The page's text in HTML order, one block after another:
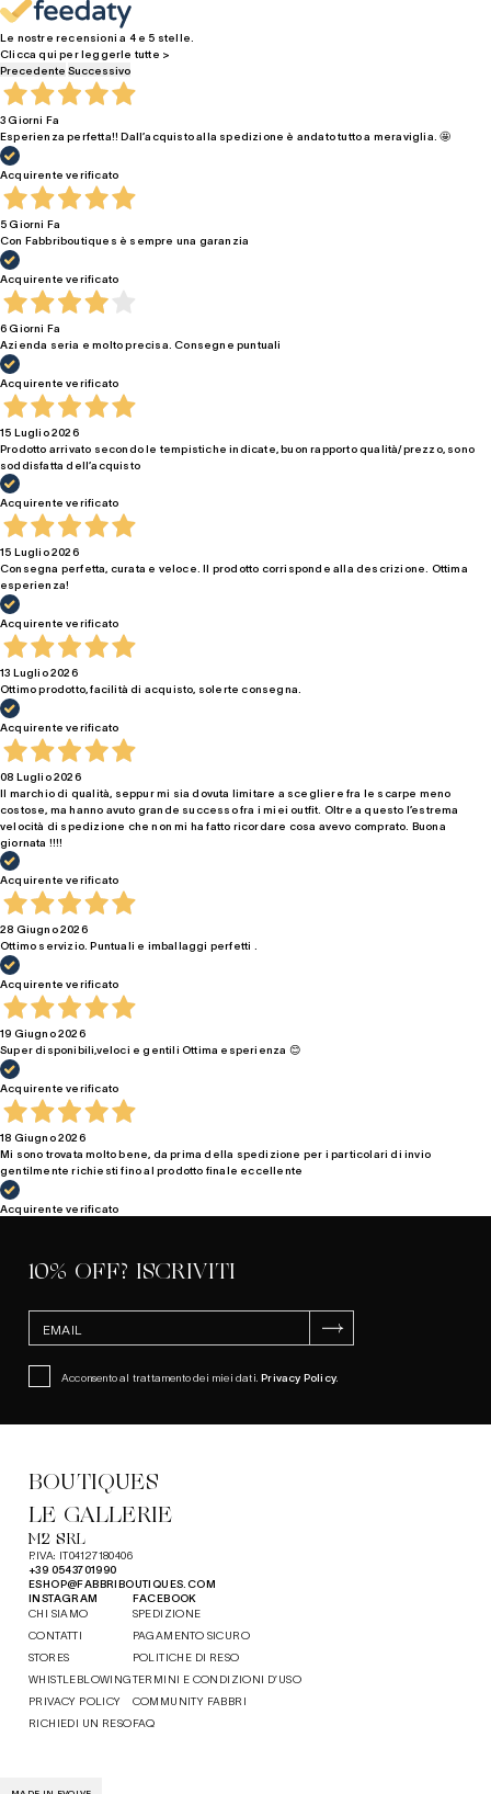
Le nostre recensioni a 4 e 5 stelle.
Clicca qui per leggerle tutte >
Precedente Successivo
3 Giorni Fa
Esperienza perfetta!! Dall’acquisto alla spedizione è andato tutto a meraviglia. 🤩
Acquirente verificato
5 Giorni Fa
Con Fabbriboutiques è sempre una garanzia
Acquirente verificato
6 Giorni Fa
Azienda seria e molto precisa. Consegne puntuali
Acquirente verificato
15 Luglio 2026
Prodotto arrivato secondo le tempistiche indicate, buon rapporto qualità/prezzo, sono
soddisfatta dell’acquisto
Acquirente verificato
15 Luglio 2026
Consegna perfetta, curata e veloce. Il prodotto corrisponde alla descrizione. Ottima
esperienza!
Acquirente verificato
13 Luglio 2026
Ottimo prodotto, facilità di acquisto, solerte consegna.
Acquirente verificato
08 Luglio 2026
Il marchio di qualità, seppur mi sia dovuta limitare a scegliere fra le scarpe meno
costose, ma hanno avuto grande successo fra i miei outfit. Oltre a questo l’estrema
velocità di spedizione che non mi ha fatto ricordare cosa avevo comprato. Buona
giornata !!!!
Acquirente verificato
28 Giugno 2026
Ottimo servizio. Puntuali e imballaggi perfetti .
Acquirente verificato
19 Giugno 2026
Super disponibili,veloci e gentili Ottima esperienza 😊
Acquirente verificato
18 Giugno 2026
Mi sono trovata molto bene, da prima della spedizione per i particolari di invio
gentilmente richiesti fino al prodotto finale eccellente
Acquirente verificato
10% OFF? ISCRIVITI
Acconsento al trattamento dei miei dati.Privacy Policy
BOUTIQUES
LE GALLERIE
M2 SRL
P.IVA: IT04127180406
+39 0543701990
ESHOP@FABBRIBOUTIQUES.COM
INSTAGRAM
FACEBOOK
CHI SIAMO
CONTATTI
STORES
WHISTLEBLOWING
PRIVACY POLICY
RICHIEDI UN RESO
SPEDIZIONE
PAGAMENTO SICURO
POLITICHE DI RESO
TERMINI E CONDIZIONI D’USO
COMMUNITY FABBRI
FAQ